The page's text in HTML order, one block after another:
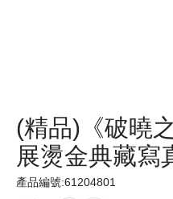
(精品)《破曉
展燙金典藏寫
產品編號:61204801